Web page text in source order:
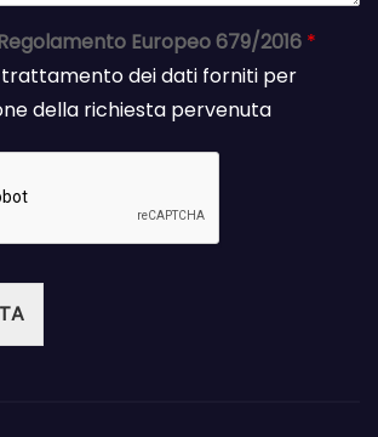
Europeo 679/2016 *
trattamento dei dati forniti per
della richiesta pervenuta